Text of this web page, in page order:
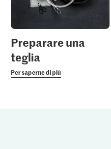
Preparare una
teglia
Per saperne di più